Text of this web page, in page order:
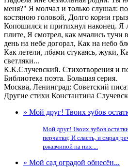
меня?" Я молчал и только слушал:
костяною головой, Долго корни
Копошился и притихнул наконец. Я
плите, Я смотрел, как мчались тучи
день на небе догорал, Как на небо
Как летели, лбами стукаясь, жуки,
светляки...
К.К.Случевский. Стихотворения и
Библиотека поэта. Большая серия.
Москва, Ленинград: Советский
Другие стихи Константина
» Мой друг! Твоих зубов
Мой друг! Твоих зубов
перчатки; И сласть, и смрад
ржавчиной на них....
» Мой сад оградой обнесён...